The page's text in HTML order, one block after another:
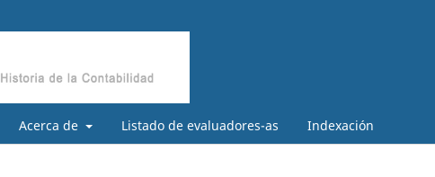
Acerca de Listado de evaluadores-as Indexación